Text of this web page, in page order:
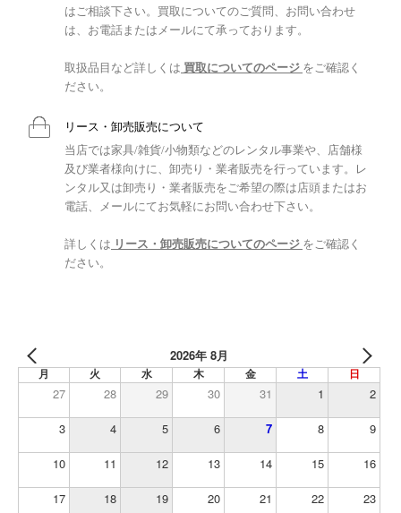
はご相談下さい。買取についてのご質問、お問い合わせ
は、お電話またはメールにて承っております。
取扱品目など詳しくは 買取についてのページ をご確認く
ださい。
リース・卸売販売について
当店では家具/雑貨/小物類などのレンタル事業や、店舗様
及び業者様向けに、卸売り・業者販売を行っています。レ
ンタル又は卸売り・業者販売をご希望の際は店頭またはお
電話、メールにてお気軽にお問い合わせ下さい。
詳しくは リース・卸売販売についてのページ をご確認く
ださい。
2026年 8月
月 火 水 木 金 土 日
27 28 29 30 31 1 2
3 4 5 6 7 8 9
10 11 12 13 14 15 16
17 18 19 20 21 22 23